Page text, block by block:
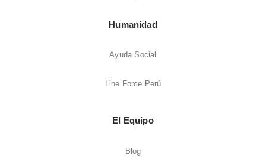
Humanidad
Ayuda Social
Line Force Perú
El Equipo
Blog